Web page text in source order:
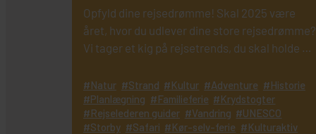
Opfyld dine rejsedrømme! Skal 2025 være
året, hvor du udlever dine store rejsedrømme?
Vi tager et kig på rejsetrends, du skal holde
Natur Strand Kultur Adventure
Historie
Planlægning
Familieferie
Krydstogter
Rejselederen guider
Vandring
UNESCO
Storby
Safari Kør-selv-ferie Kulturaktiv